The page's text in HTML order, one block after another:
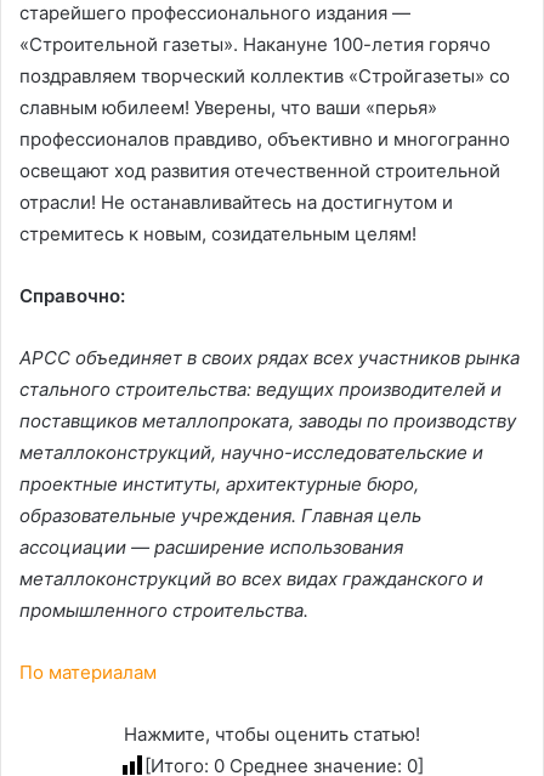
старейшего профессионального издания —
«Строительной газеты». Накануне 100-летия горячо
поздравляем творческий коллектив «Стройгазеты» со
славным юбилеем! Уверены, что ваши «перья»
профессионалов правдиво, объективно и многогранно
освещают ход развития отечественной строительной
отрасли! Не останавливайтесь на достигнутом и
стремитесь к новым, созидательным целям!
Справочно:
АРСС объединяет в своих рядах всех участников рынка
стального строительства: ведущих производителей и
поставщиков металлопроката, заводы по производству
металлоконструкций, научно-исследовательские и
проектные институты, архитектурные бюро,
образовательные учреждения. Главная цель
ассоциации — расширение использования
металлоконструкций во всех видах гражданского и
промышленного строительства.
По материалам
Нажмите, чтобы оценить статью!
[Итого: 0 Среднее значение: 0]